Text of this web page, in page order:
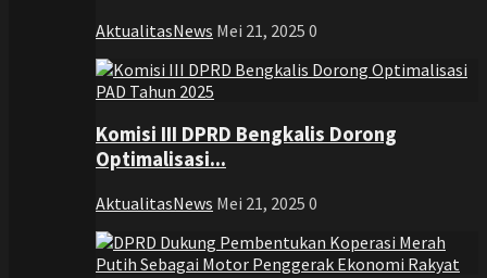
AktualitasNews Mei 21, 2025 0
Komisi III DPRD Bengkalis Dorong
Optimalisasi...
AktualitasNews Mei 21, 2025 0